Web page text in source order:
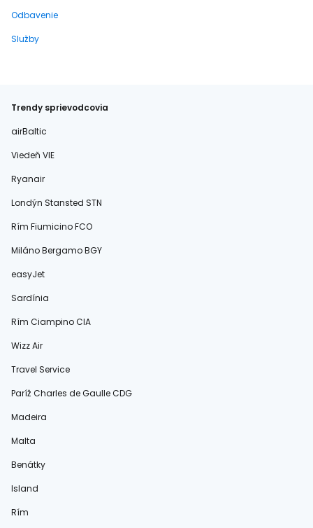
Odbavenie
Služby
Trendy sprievodcovia
airBaltic
Viedeň VIE
Ryanair
Londýn Stansted STN
Rím Fiumicino FCO
Miláno Bergamo BGY
easyJet
Sardínia
Rím Ciampino CIA
Wizz Air
Travel Service
Paríž Charles de Gaulle CDG
Madeira
Malta
Benátky
Island
Rím